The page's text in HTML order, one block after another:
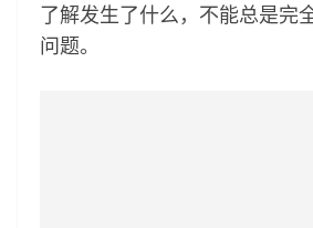
了解发生了什么，不能总是完
问题。